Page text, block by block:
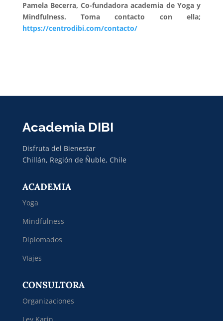
Pamela Becerra, Co-fundadora academia de Yoga y
Mindfulness. Toma contacto con ella;
https://centrodibi.com/contacto/
Academia DIBI
Disfruta del Bienestar
Chillán, Región de Ñuble, Chile
ACADEMIA
Yoga
Mindfulness
Diplomados
VIajes
CONSULTORA
Organizaciones